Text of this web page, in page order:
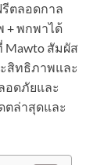
ตลอดกาล
+ พกพาได้
Mawto สัมผัส
สิทธิภาพและ
อดภัยและ
ตล่าสุดและ